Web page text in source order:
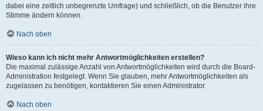
dabei eine zeitlich unbegrenzte Umfrage) und schließlich, ob die Benutzer ihre
Stimme ändern können.
Nach oben
Wieso kann ich nicht mehr Antwortmöglichkeiten erstellen?
Die maximal zulässige Anzahl von Antwortmöglichkeiten wird durch die Board-
Administration festgelegt. Wenn Sie glauben, mehr Antwortmöglichkeiten als
zugelassen zu benötigen, kontaktieren Sie einen Administrator.
Nach oben